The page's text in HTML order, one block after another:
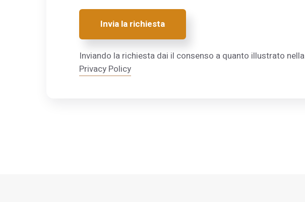
Invia la richiesta
Inviando la richiesta dai il consenso a quanto illustrato nella
Privacy Policy